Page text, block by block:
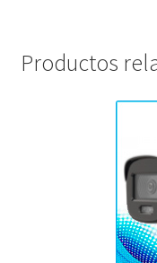
Productos